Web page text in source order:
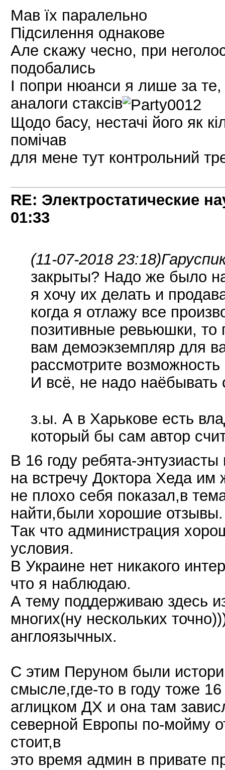
Мав їх паралельно
Підсилення однакове
Але скажу чесно, при
подобались
І попри нюанси я лише за
аналоги стаксів
Щодо басу, нестачі його як
помічав
для мене тут контрольний
RE: Электростатические
01:33
(11-07-2018 23:18)
закрыты? Надо же было
я хочу их делать и
когда я отлажу все
позитивные ревьюшки, то
вам демоэкземпляр для
рассмотрите возможность
И всё, не надо наёбывать
з.ы. А в Харькове есть
который бы сам автор
В 16 году ребята-
на встречу Доктора Хеда им
не плохо себя показал,в
найти,были хорошие отзывы.
Так что администрация
условия.
В Украине нет никакого
что я наблюдаю.
А тему поддерживаю здесь
многих(ну нескольких
англоязычных.
С этим Перуном были
смысле,где-то в году тоже
аглицком ДХ и она там
северной Европы по-мойму
стоит,в
это время админ в привате